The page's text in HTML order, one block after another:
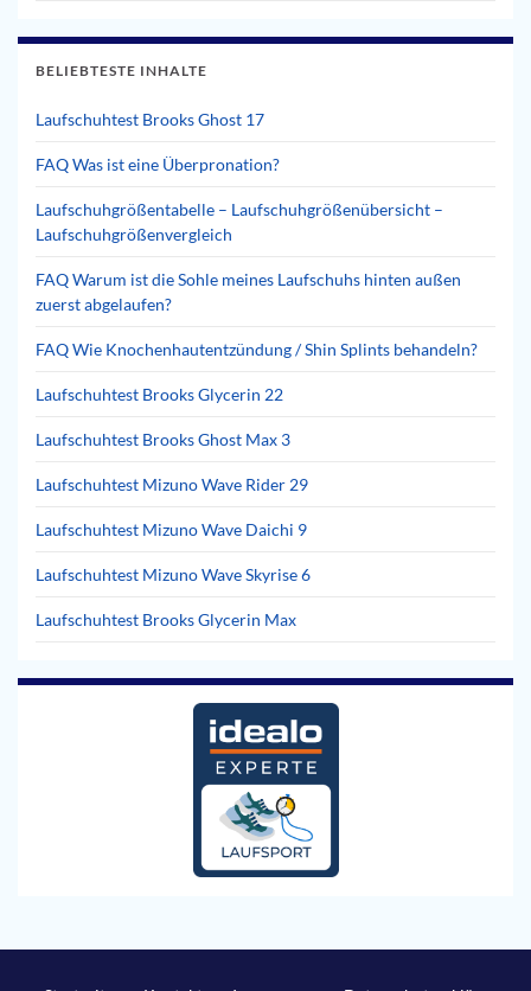
BELIEBTESTE INHALTE
Laufschuhtest Brooks Ghost 17
FAQ Was ist eine Überpronation?
Laufschuhgrößentabelle – Laufschuhgrößenübersicht –
Laufschuhgrößenvergleich
FAQ Warum ist die Sohle meines Laufschuhs hinten außen
zuerst abgelaufen?
FAQ Wie Knochenhautentzündung / Shin Splints behandeln?
Laufschuhtest Brooks Glycerin 22
Laufschuhtest Brooks Ghost Max 3
Laufschuhtest Mizuno Wave Rider 29
Laufschuhtest Mizuno Wave Daichi 9
Laufschuhtest Mizuno Wave Skyrise 6
Laufschuhtest Brooks Glycerin Max